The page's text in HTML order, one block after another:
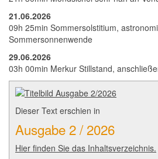
21.06.2026
09h 25min Sommersolstitium,
Sommersonnenwende
29.06.2026
03h 00min Merkur Stillstand,
Dieser Text erschien in
Ausgabe 2 / 2026
Hier finden Sie das Inhaltsverzeichnis.